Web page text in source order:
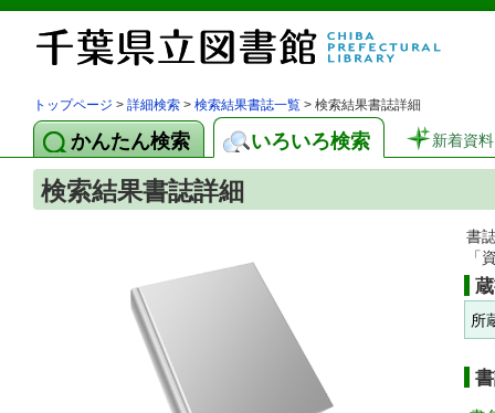
トップページ > 詳細検索 > 検索結果書誌一覧 > 検索結果書誌詳細
かんたん検索 いろいろ検索 新着資料
検索結果書誌詳細
書
「
所